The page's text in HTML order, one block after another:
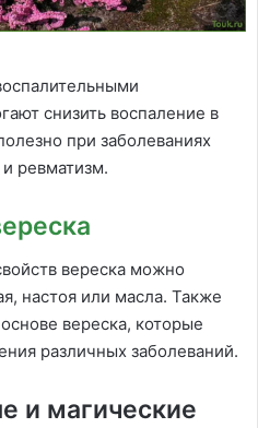
снизить воспаление в
при заболеваниях
и ревматизм.
вереска можно
настоя или масла. Также
вереска, которые
различных заболеваний.
и магические